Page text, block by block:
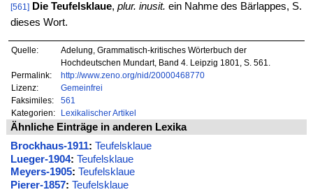
[561] Die Teufelsklaue, plur. inusit. ein Nahme des Bärlappes, S.
dieses Wort.
Quelle:
Adelung, Grammatisch-kritisches Wörterbuch der
Hochdeutschen Mundart, Band 4. Leipzig 1801, S. 561.
Permalink:
http://www.zeno.org/nid/20000468770
Lizenz:
Gemeinfrei
Faksimiles:
561
Kategorien:
Lexikalischer Artikel
Ähnliche Einträge in anderen Lexika
Brockhaus-1911: Teufelsklaue
Lueger-1904: Teufelsklaue
Meyers-1905: Teufelsklaue
Pierer-1857: Teufelsklaue